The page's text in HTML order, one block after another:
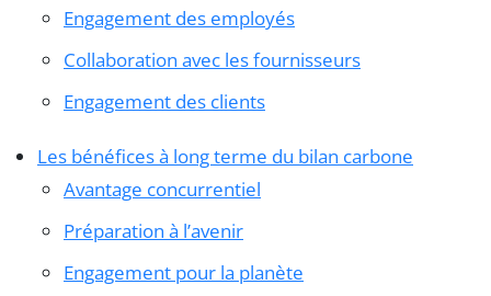
Engagement des employés
Collaboration avec les fournisseurs
Engagement des clients
Les bénéfices à long terme du bilan carbone
Avantage concurrentiel
Préparation à l’avenir
Engagement pour la planète